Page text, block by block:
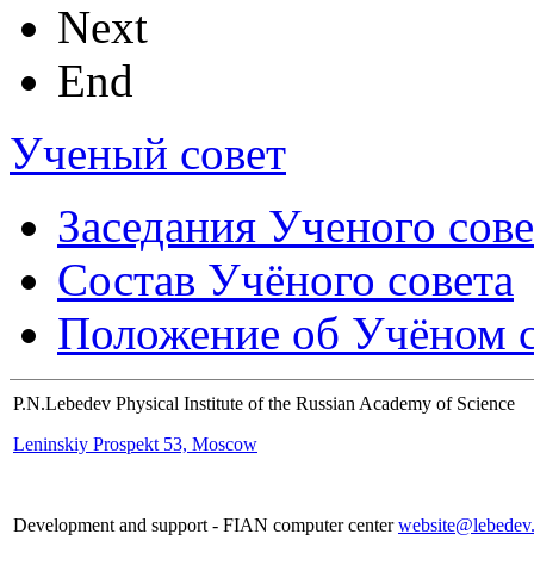
Next
End
Ученый совет
Заседания Ученого
Состав Учёного совета
Положение об Учёном
P.N.Lebedev Physical Institute of the Russian Academy of Science
Leninskiy Prospekt 53, Moscow
Development and support - FIAN computer center